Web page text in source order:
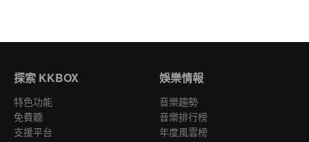
探索 KKBOX
特色功能
免費聽
支援平台
娛樂情報
音樂趨勢
音樂排行榜
年度風雲榜